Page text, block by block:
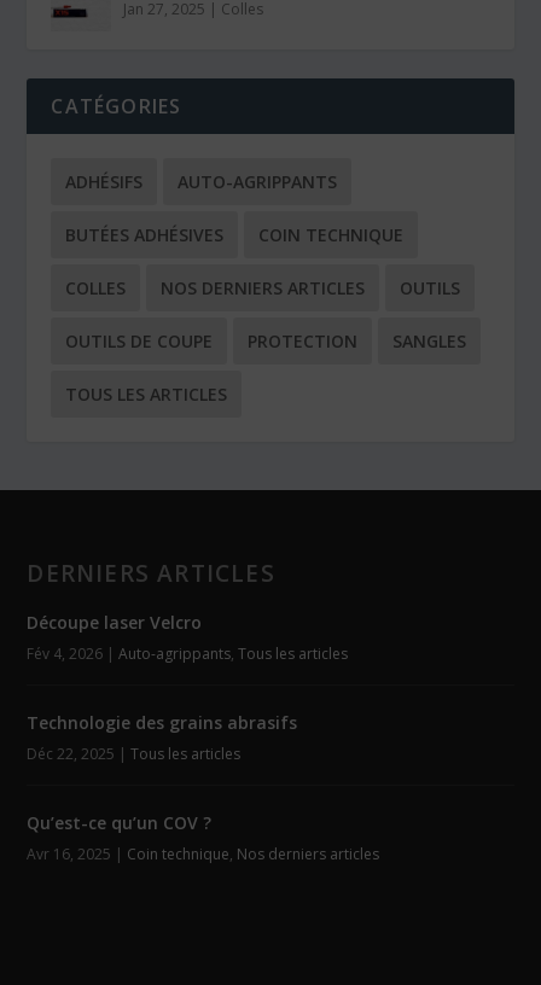
Jan 27, 2025 | Colles
CATÉGORIES
ADHÉSIFS AUTO-AGRIPPANTS
BUTÉES ADHÉSIVES COIN TECHNIQUE
COLLES NOS DERNIERS ARTICLES OUTILS
OUTILS DE COUPE PROTECTION SANGLES
TOUS LES ARTICLES
DERNIERS ARTICLES
Découpe laser Velcro
Fév 4, 2026 |Auto-agrippants,Tous les articles
Technologie des grains abrasifs
Déc 22, 2025 |Tous les articles
Qu’est-ce qu’un COV ?
Avr 16, 2025 | Coin technique, Nos derniers articles